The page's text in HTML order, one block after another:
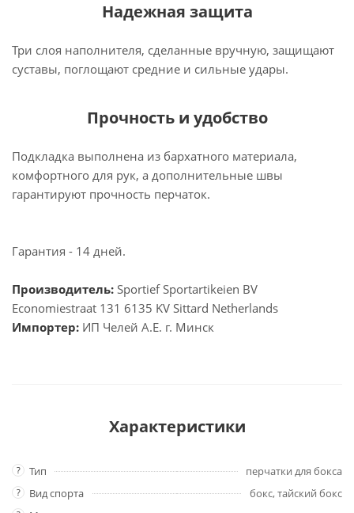
Надежная защита
Три слоя наполнителя, сделанные вручную, защищают
суставы, поглощают средние и сильные удары.
Прочность и удобство
Подкладка выполнена из бархатного материала,
комфортного для рук, а дополнительные швы
гарантируют прочность перчаток.
Гарантия - 14 дней.
Производитель: Sportief Sportartikeien BV
Economiestraat 131 6135 KV Sittard Netherlands
Импортер: ИП Челей А.Е. г. Минск
Характеристики
? Тип перчатки для бокса
? Вид спорта бокс, тайский бокс